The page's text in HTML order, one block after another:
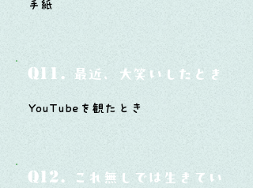
手紙
Q11. 最近、大笑いしたときはど
YouTubeを観たとき
Q12. これ無しでは生きていけ